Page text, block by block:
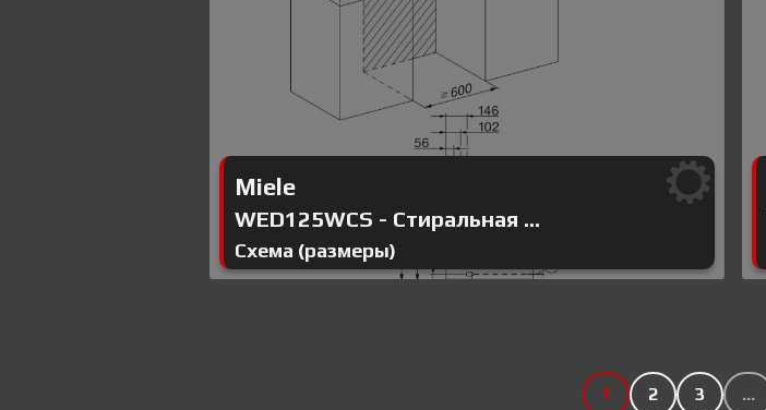
Miele
WED125WCS - Стиральная ...
Схема (размеры)
1 2 3 …